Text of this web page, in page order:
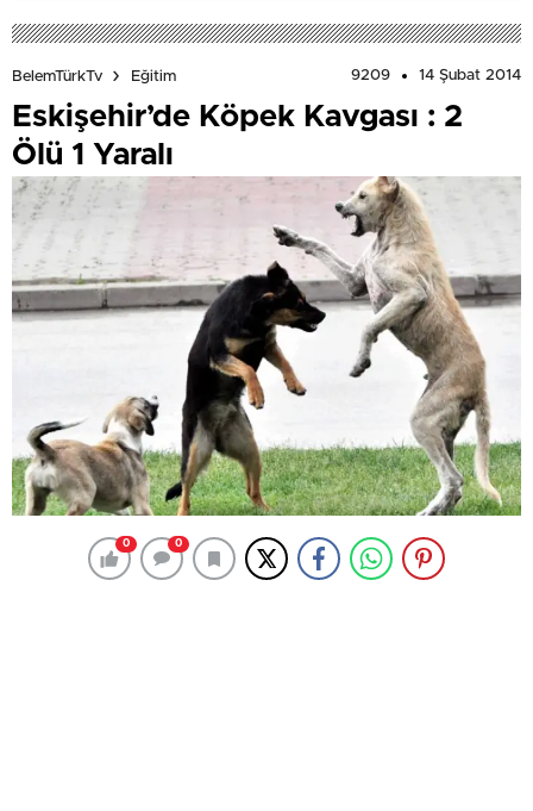
BelemTürkTv Eğitim 9209 14 Şubat 2014
Eskişehir’de Köpek Kavgası : 2
Ölü 1 Yaralı
0 0